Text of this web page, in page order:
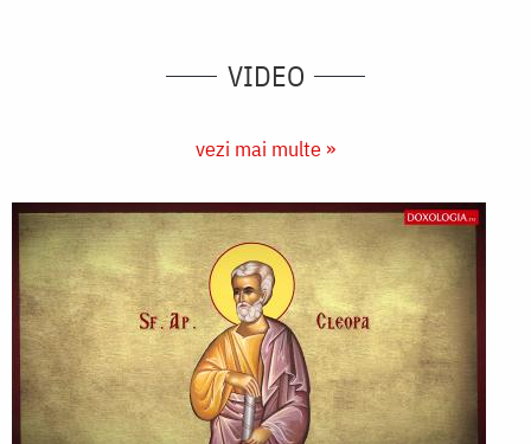
VIDEO
vezi mai multe »